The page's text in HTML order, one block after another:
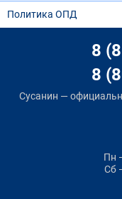
Политика ОПД
8
8
Сусанин —
Пн
Сб